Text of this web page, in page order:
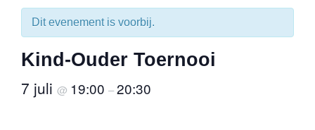
Dit evenement is voorbij.
Kind-Ouder Toernooi
7 juli @ 19:00 –20:30